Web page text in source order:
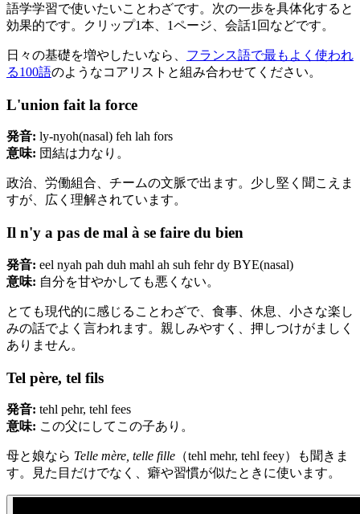
語学学習で使いたいことわざです。次の一歩を具体化すると
効果的です。クリップ1本、1ページ、会話1回などです。
日々の基礎を増やしたいなら、 フランス語で最もよく使われ
る100語のようなコアリストと組み合わせてください。
L'union fait la force
発音: ly-nyoh(nasal) feh lah fors
意味: 団結は力なり。
政治、労働組合、チームの文脈で出ます。少し堅く聞こえま
すが、広く理解されています。
Il n'y a pas de mal à se faire du bien
発音: eel nyah pah duh mahl ah suh fehr dy BYE(nasal)
意味: 自分を甘やかしても悪くない。
とても現代的に感じることわざで、食事、休息、小さな楽し
みの話でよく言われます。親しみやすく、押しつけがましく
ありません。
Tel père, tel fils
発音: tehl pehr, tehl fees
意味: この父にしてこの子あり。
母と娘なら Telle mère, telle fille （tehl mehr, tehl feey）も聞きま
す。見た目だけでなく、癖や習慣が似たときに使います。